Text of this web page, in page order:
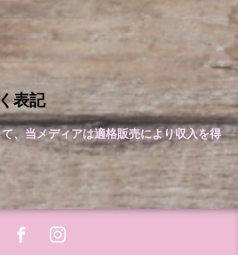
表記
、当メディアは適格販売により収入を得